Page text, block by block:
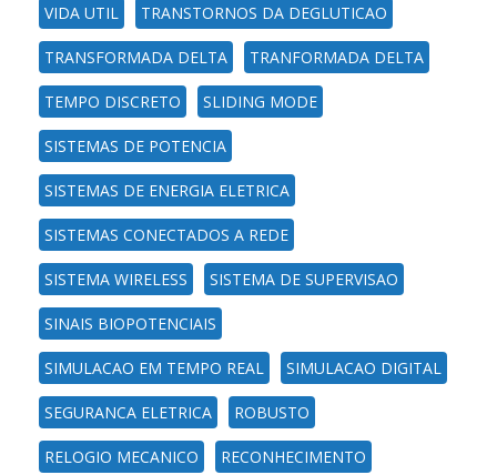
VIDA UTIL TRANSTORNOS DA DEGLUTICAO
TRANSFORMADA DELTA TRANFORMADA DELTA
TEMPO DISCRETO SLIDING MODE
SISTEMAS DE POTENCIA
SISTEMAS DE ENERGIA ELETRICA
SISTEMAS CONECTADOS A REDE
SISTEMA WIRELESS SISTEMA DE SUPERVISAO
SINAIS BIOPOTENCIAIS
SIMULACAO EM TEMPO REAL SIMULACAO DIGITAL
SEGURANCA ELETRICA ROBUSTO
RELOGIO MECANICO RECONHECIMENTO